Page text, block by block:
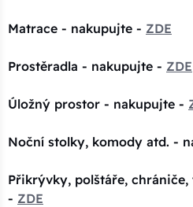
Matrace - nakupujte - ZDE
Prostěradla - nakupujte - ZDE
Úložný prostor - nakupujte -
Noční stolky, komody atd. -
Přikrývky, polštáře,
- ZDE